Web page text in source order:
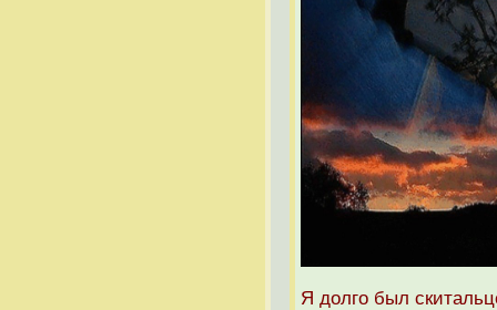
Я долго был